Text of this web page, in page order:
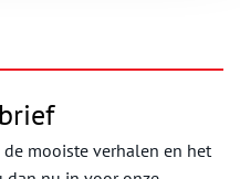
mooiste verhalen en het